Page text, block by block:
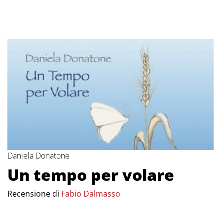
Daniela Donatone
Un tempo per volare
Recensione di Fabio Dalmasso